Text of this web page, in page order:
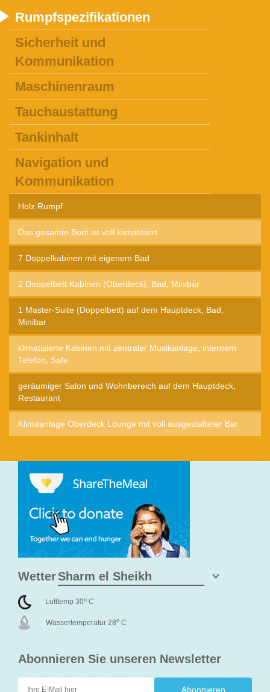
Rumpfspezifikationen
Sicherheit und
Kommunikation
Maschinenraum
Tauchaustattung
Tankinhalt
Navigation und
Kommunikation
Holz Rumpf
Das gesamte Boot ist voll klimatisiert
7 Doppelkabinen mit eigenem Bad
2 Doppelbett Kabinen (Oberdeck), Bad, Minibar
1 Master-Suite (Doppelbett) auf dem Hauptdeck, Bad,
Minibar
klimatisierte Kabinen mit zentraler Musikanlage, internem
Telefon, Safe
geräumiger Salon und Wohnbereich auf dem Hauptdeck,
Restaurant
Klimaanlage Oberdeck Lounge mit voll ausgestatteter Bar
Abonnieren Sie unseren Newsletter
Wetter
Lufttemp 30o C
Wassertemperatur 28o C